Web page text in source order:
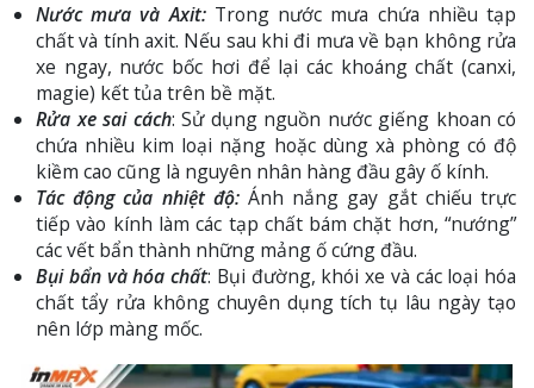
Nước mưa và Axit:Trong nước mưa chứa nhiều tạp
chất và tính axit. Nếu sau khi đi mưa về bạn không rửa
xe ngay, nước bốc hơi để lại các khoáng chất (canxi,
magie) kết tủa trên bề mặt.
Rửa xe sai cách: Sử dụng nguồn nước giếng khoan có
chứa nhiều kim loại nặng hoặc dùng xà phòng có độ
kiềm cao cũng là nguyên nhân hàng đầu gây ố kính.
Tác động của nhiệt độ:Ánh nắng gay gắt chiếu trực
tiếp vào kính làm các tạp chất bám chặt hơn, “nướng”
các vết bẩn thành những mảng ố cứng đầu.
Bụi bẩn và hóa chất: Bụi đường, khói xe và các loại hóa
chất tẩy rửa không chuyên dụng tích tụ lâu ngày tạo
nên lớp màng mốc.